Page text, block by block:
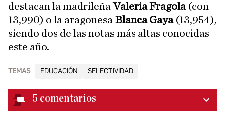
destacan la madrileña Valeria Fragola(con
13,990) o la aragonesa Blanca Gaya (13,954),
siendo dos de las notas más altas conocidas
este año.
TEMAS EDUCACIÓN SELECTIVIDAD
5 comentarios